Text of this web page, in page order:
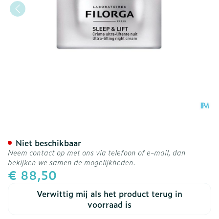
€ 88,50
Verwittig mij als het product terug in
voorraad is
Niet beschikbaar
Neem contact op met ons via telefoon of e-mail, dan
bekijken we samen de mogelijkheden.